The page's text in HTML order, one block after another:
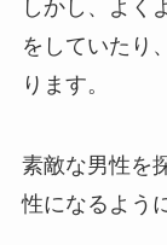
しかし、よく
をしていたり
ります。
素敵な男性を
性になるよう